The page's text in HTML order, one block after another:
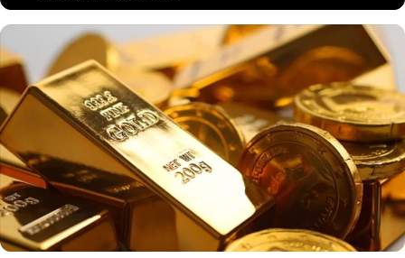
İsviçre bankası UBS, 2024 yılında rekor
seviyelere ulaşan altın fiyatlarının 2025
yılında da yükselmeye devam edeceğini
öngörüyor.